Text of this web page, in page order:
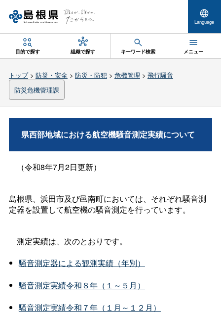
Language
目的で探す 組織で探す キーワード検索 メニュー
トップ> 防災・安全> 防災・防犯> 危機管理 > 飛行騒音
防災危機管理課
県西部地域における航空機騒音測定実績について
（令和8年7月2日更新）
島根県、浜田市及び邑南町においては、それぞれ騒音測
定器を設置して航空機の騒音測定を行っています。
測定実績は、次のとおりです。
騒音測定器による観測実績（年別）
騒音測定実績令和８年（１～５月）
騒音測定実績令和７年（１月～１２月）